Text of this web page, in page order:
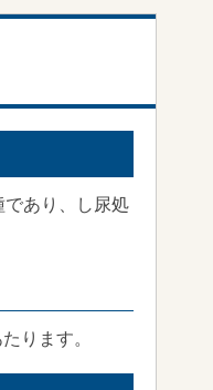
あり、し尿処
ります。